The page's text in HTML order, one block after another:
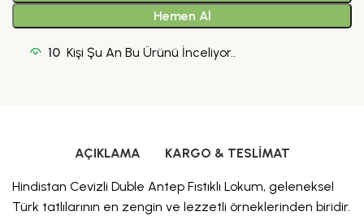
Hemen Al
10 Kişi Şu An Bu Ürünü İnceliyor..
AÇIKLAMA KARGO & TESLIMAT
Hindistan Cevizli Duble Antep Fıstıklı Lokum, geleneksel
Türk tatlılarının en zengin ve lezzetli örneklerinden biridir.